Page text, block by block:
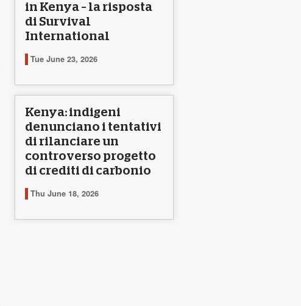
in Kenya – la risposta
di Survival
International
Tue June 23, 2026
Kenya: indigeni
denunciano i tentativi
di rilanciare un
controverso progetto
di crediti di carbonio
Thu June 18, 2026